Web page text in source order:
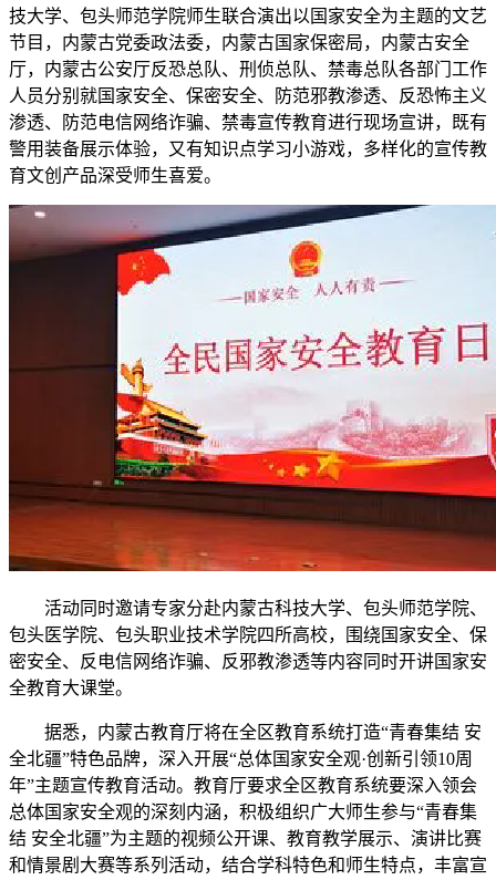
技大学、包头师范学院师生联合演出以国家安全为主题的文艺
节目，内蒙古党委政法委，内蒙古国家保密局，内蒙古安全
厅，内蒙古公安厅反恐总队、刑侦总队、禁毒总队各部门工作
人员分别就国家安全、保密安全、防范邪教渗透、反恐怖主义
渗透、防范电信网络诈骗、禁毒宣传教育进行现场宣讲，既有
警用装备展示体验，又有知识点学习小游戏，多样化的宣传教
育文创产品深受师生喜爱。
活动同时邀请专家分赴内蒙古科技大学、包头师范学院、
包头医学院、包头职业技术学院四所高校，围绕国家安全、保
密安全、反电信网络诈骗、反邪教渗透等内容同时开讲国家安
全教育大课堂。
据悉，内蒙古教育厅将在全区教育系统打造“青春集结 安
全北疆”特色品牌，深入开展“总体国家安全观·创新引领10周
年”主题宣传教育活动。教育厅要求全区教育系统要深入领会
总体国家安全观的深刻内涵，积极组织广大师生参与“青春集
结 安全北疆”为主题的视频公开课、教育教学展示、演讲比赛
和情景剧大赛等系列活动，结合学科特色和师生特点，丰富宣